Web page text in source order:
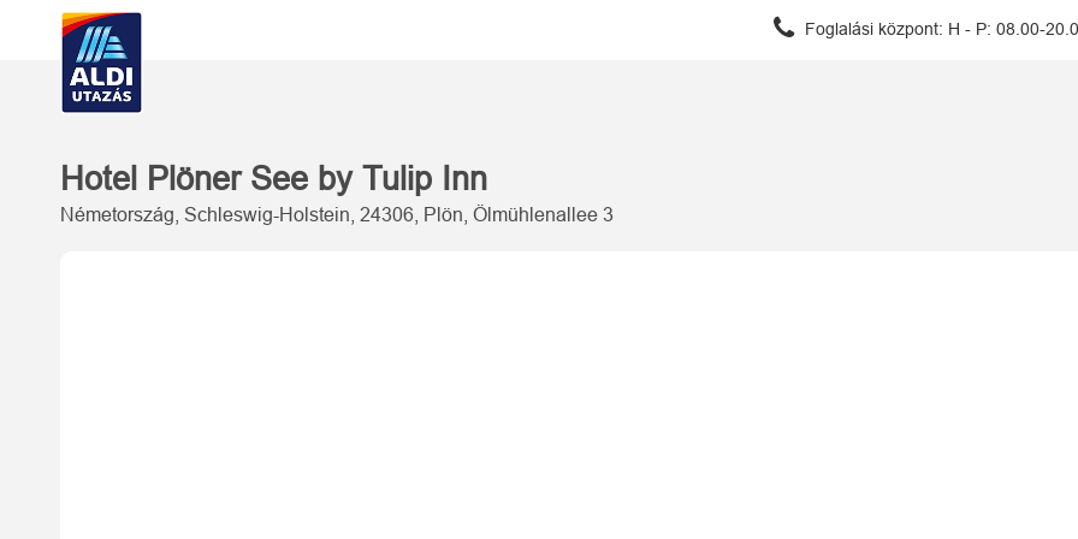
Foglalási központ: H - P: 08.00-
Hotel Plöner See by Tulip Inn
Németország, Schleswig-Holstein, 24306, Plön, Ölmühlenallee 3